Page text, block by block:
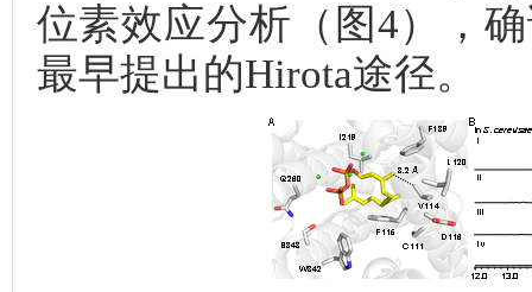
位素效应分析（图4），
最早提出的Hirota途径。